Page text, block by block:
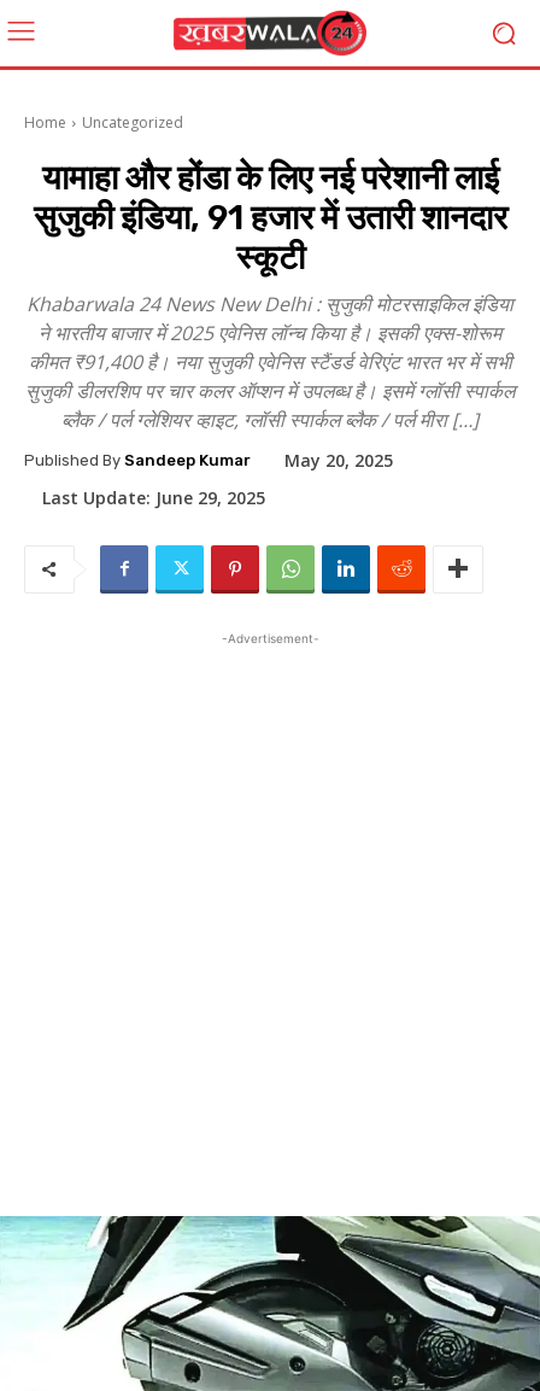
Home Uncategorized
यामाहा और होंडा के लिए नई परेशानी लाई
सुजुकी इंडिया, 91 हजार में उतारी शानदार
स्कूटी
Khabarwala 24 News New Delhi : सुजुकी मोटरसाइकिल इंडिया
ने भारतीय बाजार में 2025 एवेनिस लॉन्च किया है। इसकी एक्स-शोरूम
कीमत ₹91,400 है। नया सुजुकी एवेनिस स्टैंडर्ड वेरिएंट भारत भर में सभी
सुजुकी डीलरशिप पर चार कलर ऑप्शन में उपलब्ध है। इसमें ग्लॉसी स्पार्कल
ब्लैक / पर्ल ग्लेशियर व्हाइट, ग्लॉसी स्पार्कल ब्लैक / पर्ल मीरा […]
Published By Sandeep Kumar
May 20, 2025
Last Update: June 29, 2025
-Advertisement-